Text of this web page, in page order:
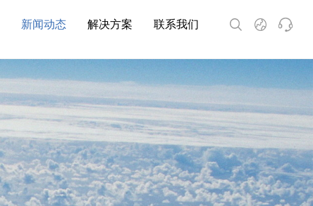
新闻动态 解决方案 联系我们